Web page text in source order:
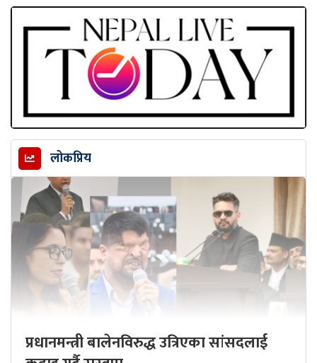
लोकप्रिय
प्रधानमन्त्री बालेनविरुद्ध उत्रिएका सांसदलाई